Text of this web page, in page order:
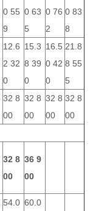
0 55
9
0 63
5
0 76
2
0 83
8
12.6
2 32
0
15.3
8 39
0
16.5
0 42
0
21.8
8 55
5
32 8
00
32 8
00
32 8
00
32 8
00
32 8
00
36 9
00
54.0 60.0